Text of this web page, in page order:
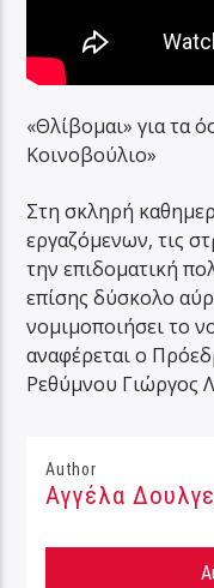
«Θλίβομαι» για τα
Κοινοβούλιο»
Στη σκληρή
εργαζόμενων, τις
την επιδοματική
επίσης δύσκολο
νομιμοποιήσει το
αναφέρεται ο
Ρεθύμνου Γιώργος
Author
Αγγέλα